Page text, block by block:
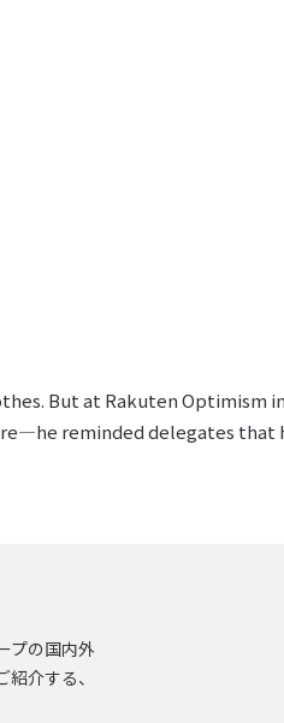
But at Rakuten
reminded delegates that
プの国内外
介する、